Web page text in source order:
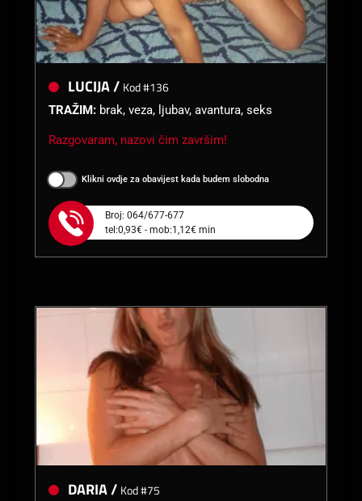
LUCIJA / Kod #136
TRAŽIM: brak, veza, ljubav, avantura, seks
Razgovaram, nazovi čim završim!
Klikni ovdje za obavijest kada budem slobodna
Broj: 064/677-677
tel:0,93€ - mob:1,12€ min
DARIA / Kod #75